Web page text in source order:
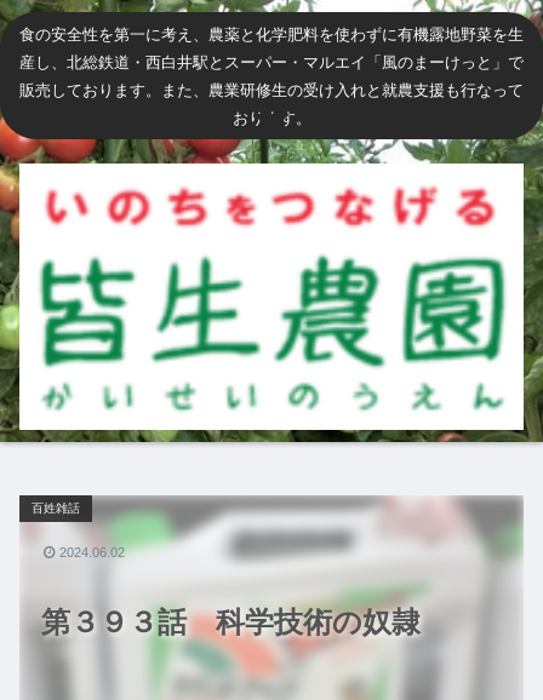
食の安全性を第一に考え、農薬と化学肥料を使わずに有機露地野菜を生
産し、北総鉄道・西白井駅とスーパー・マルエイ「風のまーけっと」で
販売しております。また、農業研修生の受け入れと就農支援も行なって
おります。
第３９３話 科学技術の奴隷
百姓雑話
2024.06.02